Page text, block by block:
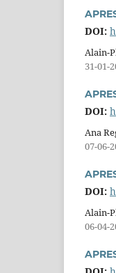
DOI:
Alain-
31-01-
DOI:
Ana
07-06-
DOI:
Alain-
06-04-